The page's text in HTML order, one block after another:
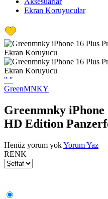
Ekran Koruyucular
" "
GreenMNKY
Greenmnky
HD Edition
Henüz yorum yokYorum Yaz
RENK